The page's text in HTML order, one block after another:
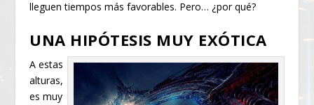
lleguen tiempos más favorables. Pero… ¿por qué?
UNA HIPÓTESIS MUY EXÓTICA
A estas
alturas,
es muy